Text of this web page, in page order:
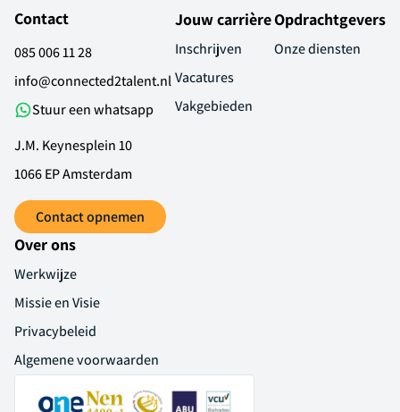
Contact
085 006 11 28
info@connected2talent.nl
Stuur een whatsapp
J.M. Keynesplein 10
1066 EP Amsterdam
Contact opnemen
Jouw carrière
Inschrijven
Vacatures
Vakgebieden
Opdrachtgevers
Onze diensten
Over ons
Werkwijze
Missie en Visie
Privacybeleid
Algemene voorwaarden